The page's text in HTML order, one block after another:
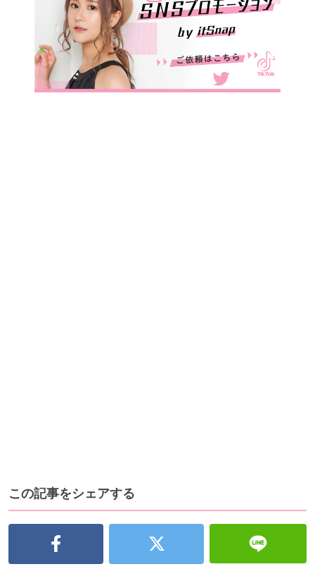
この記事をシェアする